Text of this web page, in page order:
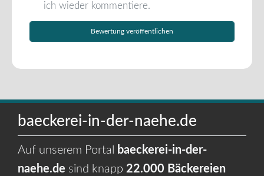
ich wieder kommentiere.
baeckerei-in-der-naehe.de
Auf unserem Portal
baeckerei-in-der-
naehe.de sind knapp 22.000 Bäckereien